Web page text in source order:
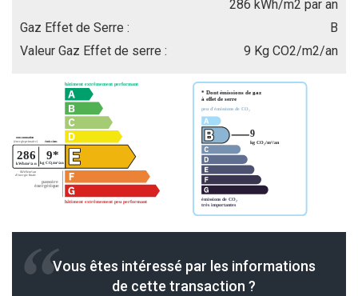
286 kWh/m2 par an
Gaz Effet de Serre :
B
Valeur Gaz Effet de serre :
9 Kg CO2/m2/an
Vous êtes intéressé par les informations
de cette transaction ?